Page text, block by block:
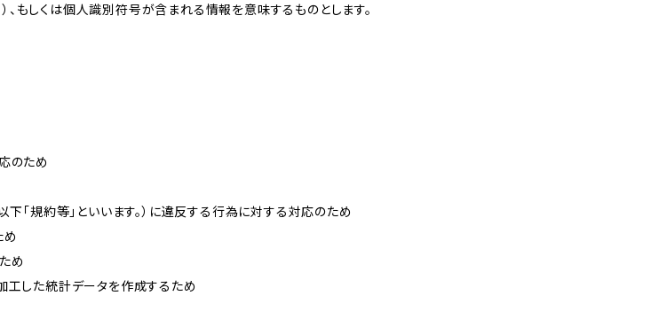
、もしくは個人識別符号が含まれる情報を意味するものとします。
のため
下「規約等」といいます。）に違反する行為に対する対応のため
め
め
工した統計データを作成するため